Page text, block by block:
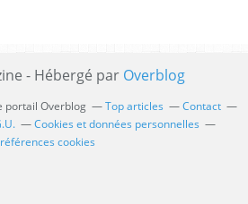
- Hébergé par Overblog
portail Overblog Top articles
Contact
Cookies et données personnelles
cookies